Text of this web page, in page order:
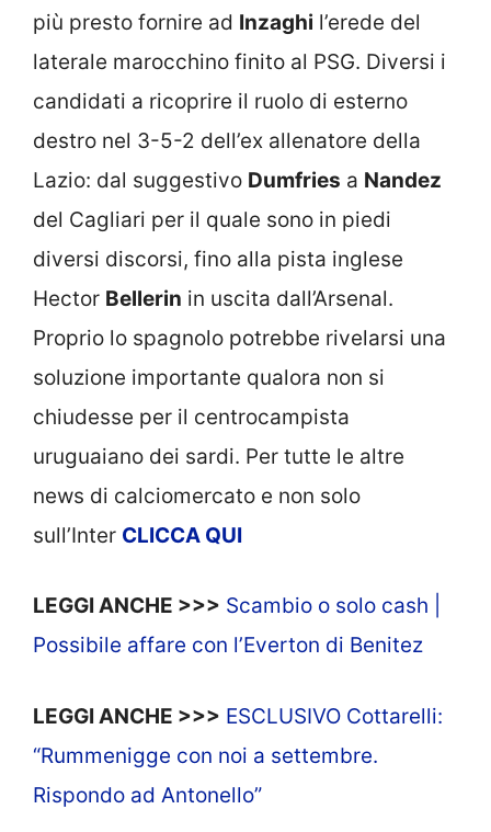
più presto fornire ad Inzaghi l’erede del
laterale marocchino finito al PSG. Diversi i
candidati a ricoprire il ruolo di esterno
destro nel 3-5-2 dell’ex allenatore della
Lazio: dal suggestivo Dumfries a Nandez
del Cagliari per il quale sono in piedi
diversi discorsi, fino alla pista inglese
Hector Bellerin in uscita dall’Arsenal.
Proprio lo spagnolo potrebbe rivelarsi una
soluzione importante qualora non si
chiudesse per il centrocampista
uruguaiano dei sardi. Per tutte le altre
news di calciomercato e non solo
sull’Inter CLICCA QUI
LEGGI ANCHE >>> Scambio o solo cash |
Possibile affare con l’Everton di Benitez
LEGGI ANCHE >>> ESCLUSIVO Cottarelli:
“Rummenigge con noi a settembre.
Rispondo ad Antonello”